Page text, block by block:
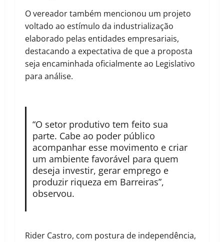
O vereador também mencionou um projeto
voltado ao estímulo da industrialização
elaborado pelas entidades empresariais,
destacando a expectativa de que a proposta
seja encaminhada oficialmente ao Legislativo
para análise.
“O setor produtivo tem feito sua
parte. Cabe ao poder público
acompanhar esse movimento e criar
um ambiente favorável para quem
deseja investir, gerar emprego e
produzir riqueza em Barreiras”,
observou.
Rider Castro, com postura de independência,